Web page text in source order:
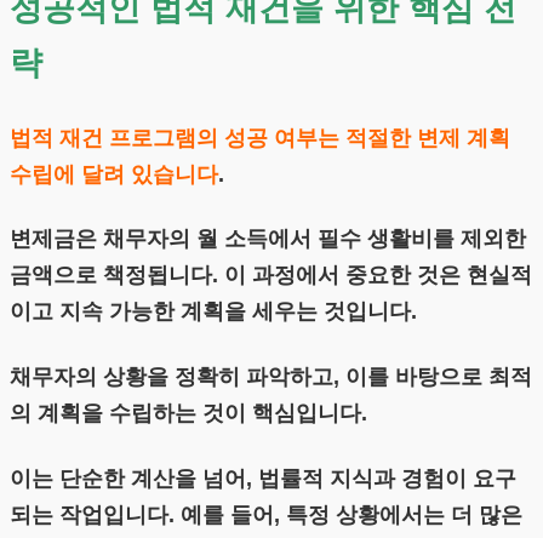
성공적인 법적 재건을 위한 핵심 전
략
법적 재건 프로그램의 성공 여부는 적절한 변제 계획
수립에 달려 있습니다.
변제금은 채무자의 월 소득에서 필수 생활비를 제외한
금액으로 책정됩니다. 이 과정에서 중요한 것은 현실적
이고 지속 가능한 계획을 세우는 것입니다.
채무자의 상황을 정확히 파악하고, 이를 바탕으로 최적
의 계획을 수립하는 것이 핵심입니다.
이는 단순한 계산을 넘어, 법률적 지식과 경험이 요구
되는 작업입니다. 예를 들어, 특정 상황에서는 더 많은